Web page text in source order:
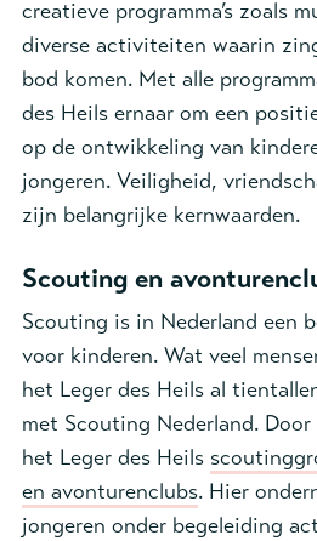
creatieve programma’s zoals
diverse activiteiten waarin
bod komen. Met alle
des Heils ernaar om een
op de ontwikkeling van
jongeren. Veiligheid,
zijn belangrijke kernwaarden.
Scouting en
Scouting is in Nederland een
voor kinderen. Wat veel
het Leger des Heils al
met Scouting Nederland.
het Leger des Heils
en avonturenclubs. Hier
jongeren onder begeleiding